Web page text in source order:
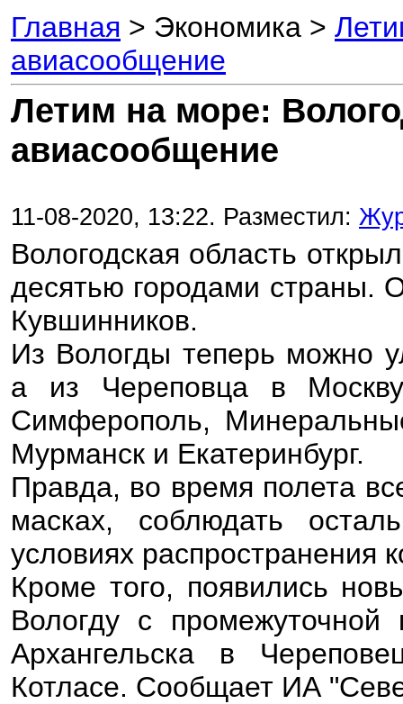
Главная > Экономика >
авиасообщение
Летим на море:
авиасообщение
11-08-2020, 13:22. Разместил:
Вологодская область
десятью городами страны.
Кувшинников.
Из Вологды теперь можно
а из Череповца в
Симферополь,
Мурманск и Екатеринбург.
Правда, во время полета
масках, соблюдать
условиях распространения
Кроме того, появились
Вологду с
Архангельска в
Котласе. Сообщает ИА